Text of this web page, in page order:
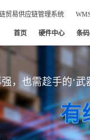
贸易供应链管理系统
首页 硬件中心 条
强，也需趁手的‘
有